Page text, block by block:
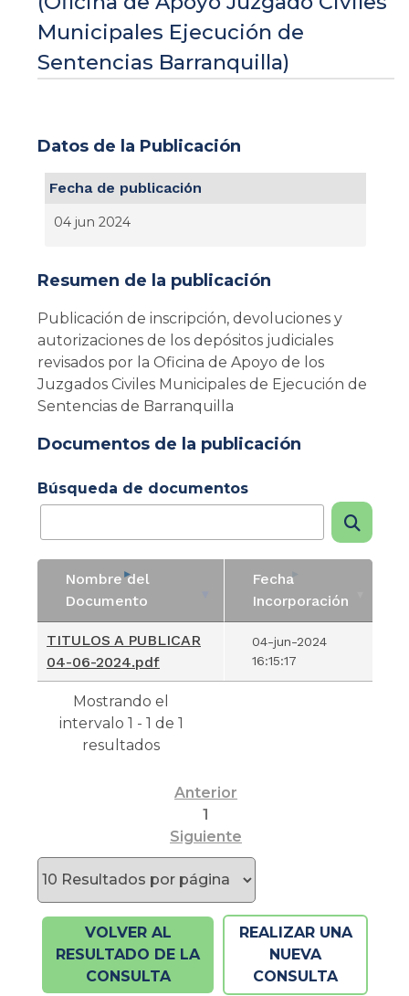
Municipales Ejecución de
Sentencias Barranquilla)
Datos de la Publicación
Fecha de publicación
04 jun 2024
Resumen de la publicación
Publicación de inscripción, devoluciones y
autorizaciones de los depósitos judiciales
revisados por la Oficina de Apoyo de los
Juzgados Civiles Municipales de Ejecución de
Sentencias de Barranquilla
Documentos de la publicación
Búsqueda de documentos
Nombre del
Documento
Fecha
Incorporación
Nombre del
Documento
Fecha
Incorporación
TITULOS A PUBLICAR
04-06-2024.pdf
04-jun-2024
16:15:17
Mostrando el
intervalo 1 - 1 de 1
resultados
Anterior
1
Siguiente
VOLVER AL
RESULTADO DE LA
CONSULTA
REALIZAR UNA
NUEVA
CONSULTA